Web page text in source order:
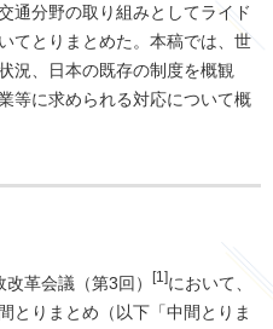
通分野の取り組みとしてライド
てとりまとめた。本稿では、世
況、日本の既存の制度を概観
等に求められる対応について概
革会議（第3回） [1]において、
とりまとめ（以下「中間とりま